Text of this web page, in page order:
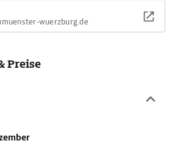
wuerzburg.de
Preise